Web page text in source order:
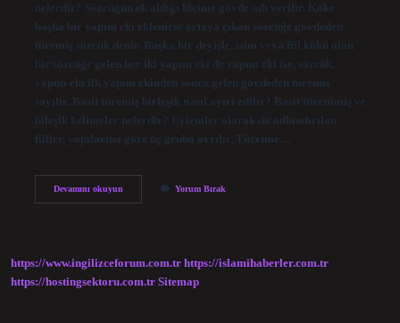
nelerdir? Sözcüğün ek aldığı biçime gövde adı verilir. Köke
başka bir yapım eki eklenirse ortaya çıkan sözcüğe gövdeden
türemiş sözcük denir. Başka bir deyişle, isim veya fiil kökü olan
bir sözcüğe gelen her iki yapım eki de yapım eki ise, sözcük,
yapım eki ilk yapım ekinden sonra gelen gövdeden türemiş
sayılır. Basit türemiş birleşik nasıl ayırt edilir? Basit türetilmiş ve
bileşik kelimeler nelerdir? Eylemler olarak da adlandırılan
fiiller, yapılarına göre üç gruba ayrılır. Türetme…
Devamını okuyunTüremiş
Yorum Bırak
https://www.ingilizceforum.com.tr https://islamihaberler.com.tr
https://hostingsektoru.com.tr Sitemap